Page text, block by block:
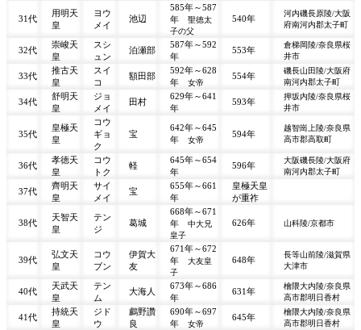
31代
用明天
皇
ヨウ
メイ
池辺
585年～587
年 聖徳太
子の父
540年
河内磯長原陵/大阪
府南河内郡太子町
32代
崇峻天
皇
スシ
ュン
泊瀬部
587年～592
年
553年
倉梯岡陵/奈良県桜
井市
33代
推古天
皇
スイ
コ
額田部
592年～628
年 女帝
554年
磯長山田陵/大阪府
南河内郡太子町
34代
舒明天
皇
ジョ
メイ
田村
629年～641
年
593年
押坂内陵/奈良県桜
井市
35代
皇極天
皇
コウ
ギョ
ク
宝
642年～645
年 女帝
594年
越智崗上陵/奈良県
高市郡高取町
36代
孝徳天
皇
コウ
トク
軽
645年～654
年
596年
大阪磯長陵/大阪府
南河内郡太子町
37代
齊明天
皇
サイ
メイ
宝
655年～661
年
皇極天皇
が重祚
38代
天智天
皇
テン
ジ
葛城
668年～671
年 中大兄
皇子
626年 山科陵/京都市
39代
弘文天
皇
コウ
ブン
伊賀大
友
671年～672
年 大友皇
子
648年
長等山前陵/滋賀県
大津市
40代
天武天
皇
テン
ム
大海人
673年～686
年
631年
檜隈大内陵/奈良県
高市郡明日香村
41代
持統天
皇
ジド
ウ
鸕野讚
良
690年～697
年 女帝
645年
檜隈大内陵/奈良県
高市郡明日香村